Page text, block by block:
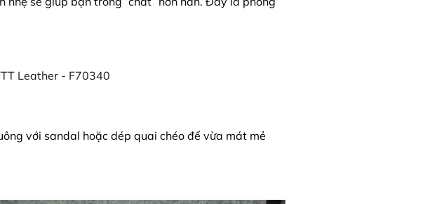
với sandal hoặc dép quai chéo để vừa mát mẻ